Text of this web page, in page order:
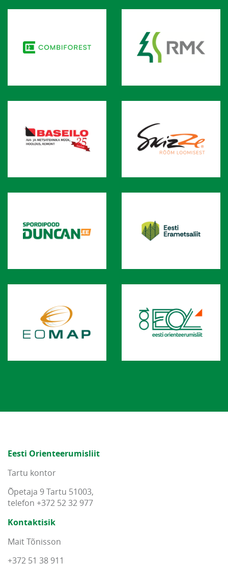
Eesti Orienteerumisliit
Tartu kontor
Õpetaja 9 Tartu 51003,
telefon +372 52 32 977
Kontaktisik
Mait Tõnisson
+372 51 38 911